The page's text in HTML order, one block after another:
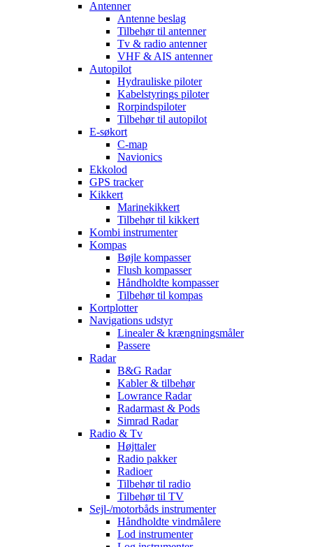
Antenner
Antenne beslag
Tilbehør til antenner
Tv & radio antenner
VHF & AIS antenner
Autopilot
Hydrauliske piloter
Kabelstyrings piloter
Rorpindspiloter
Tilbehør til autopilot
E-søkort
C-map
Navionics
Ekkolod
GPS tracker
Kikkert
Marinekikkert
Tilbehør til kikkert
Kombi instrumenter
Kompas
Bøjle kompasser
Flush kompasser
Håndholdte kompasser
Tilbehør til kompas
Kortplotter
Navigations udstyr
Linealer & krængningsmåler
Passere
Radar
B&G Radar
Kabler & tilbehør
Lowrance Radar
Radarmast & Pods
Simrad Radar
Radio & Tv
Højttaler
Radio pakker
Radioer
Tilbehør til radio
Tilbehør til TV
Sejl-/motorbåds instrumenter
Håndholdte vindmålere
Lod instrumenter